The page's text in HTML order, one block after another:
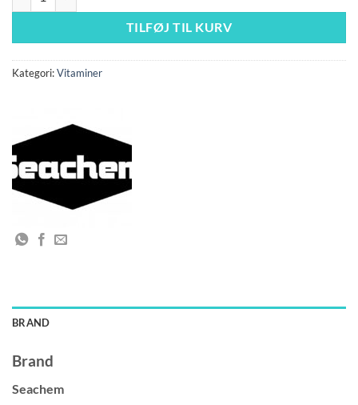
159,00 kr..129,00 kr..
TILFØJ TIL KURV
Kategori:Vitaminer
BRAND
Brand
Seachem